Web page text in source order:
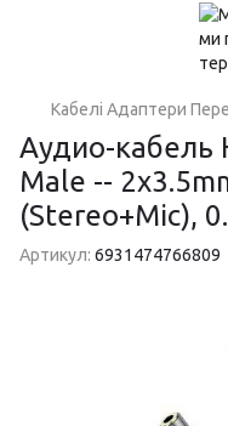
Кабелі Адаптери
Аудио-кабель
Male --
(Stereo+Mic),
Артикул: 6931474766809